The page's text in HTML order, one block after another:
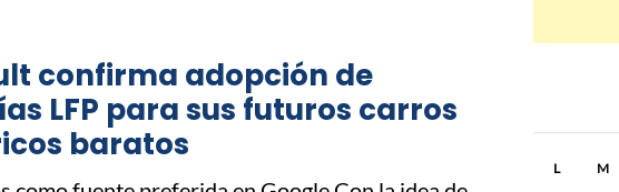
confirma adopción de
LFP para sus futuros carros
baratos
L M